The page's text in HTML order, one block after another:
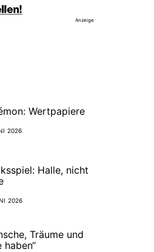
Anzeige
Wertpapiere
2026
Halle, nicht
2026
Träume und
haben“